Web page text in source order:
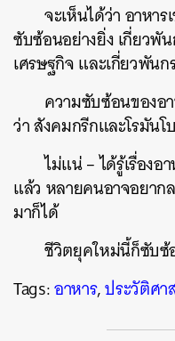
จะเห็นได้ว่า อาหา
ซับซ้อนอย่างยิ่ง เกี่ยวพั
เศรษฐกิจ และเกี่ยวพัน
ความซับซ้อนของอา
ว่า สังคมกรีกและโรมัน
ไม่แน่ – ได้รู้เรื่องอ
แล้ว หลายคนอาจอยาก
มาก็ได้
ชีวิตยุคใหม่นี้ก็ซับ
Tags:อาหาร,ประวัติศา